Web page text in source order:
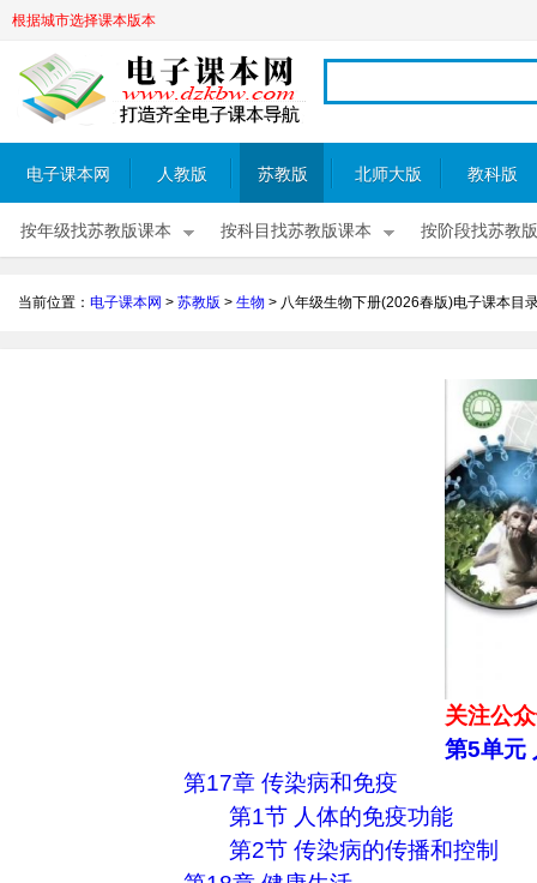
根据城市选择课本版本
电子课本网 人教版 苏教版 北师大版 教科版
按年级找苏教版课本 按科目找苏教版课本 按阶段找苏教
当前位置： 电子课本网 > 苏教版 > 生物 > 八年级生物下册(2026春版)电子课本目
关注公
第5单元
第17章 传染病和免疫
第1节 人体的免疫功能
第2节 传染病的传播和控制